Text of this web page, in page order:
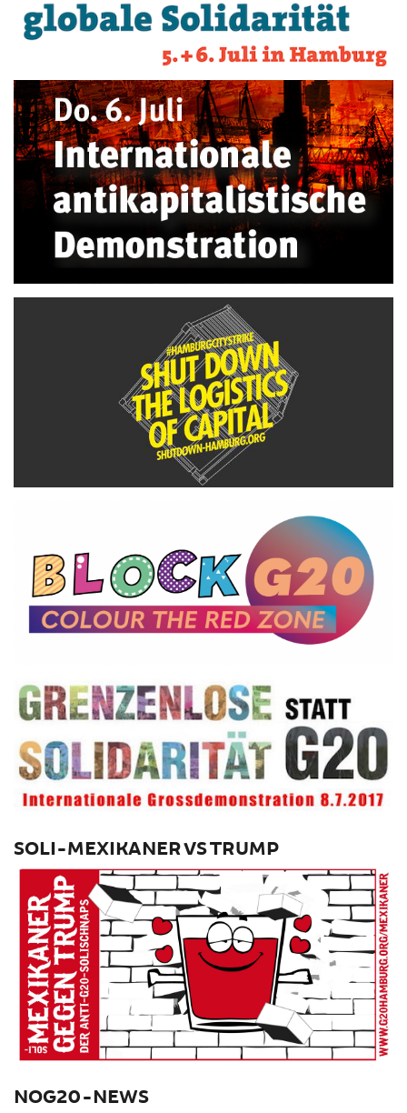
SOLI-MEXIKANER VS TRUMP
NOG20-NEWS